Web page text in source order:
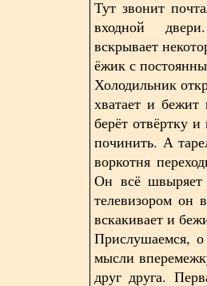
Тут звонит
входной
вскрывает
ёжик с
Холодильник
хватает и бежит
берёт отвёртку
починить. А
воркотня
Он всё швыряет
телевизором он
вскакивает и
Прислушаемся,
мысли
друг друга.